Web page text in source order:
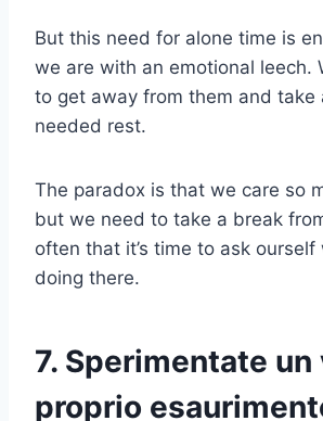
But this need for alone time is
we are with an emotional leech.
to get away from them and take
needed rest.
The paradox is that we care so
but we need to take a break
often that it’s time to ask
doing there.
7. Sperimentate un
proprio